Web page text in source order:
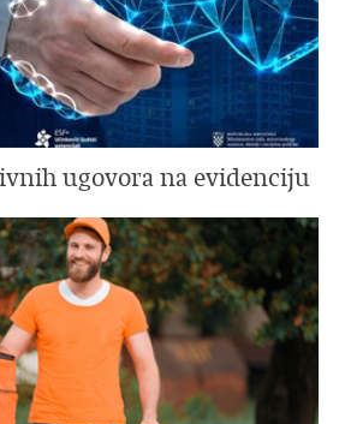
ugovora na evidenciju